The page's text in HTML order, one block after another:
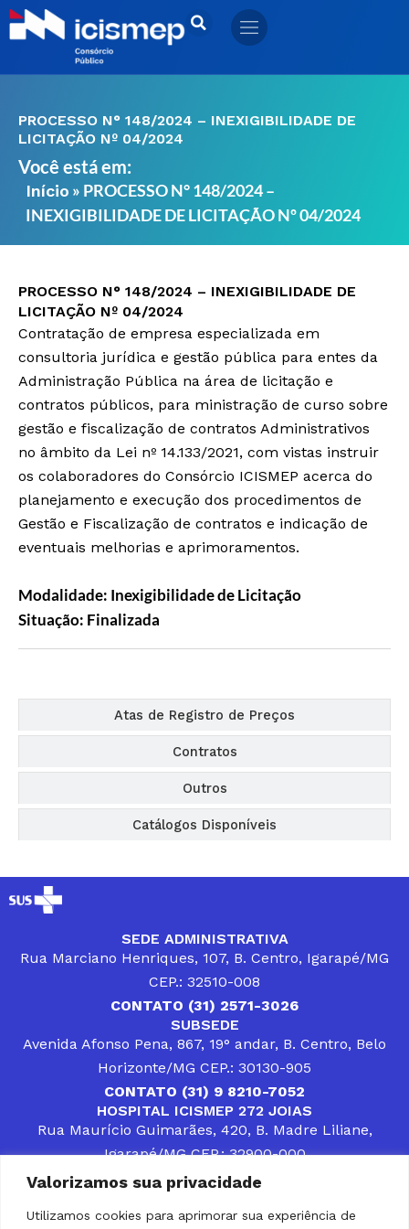
Valorizamos sua privacidade
Utilizamos cookies para aprimorar sua experiência de
Ir
para
PROCESSO N° 148/2024 – INEXIGIBILIDADE DE
LICITAÇÃO Nº 04/2024
Você está em:
Início » PROCESSO N° 148/2024 –
INEXIGIBILIDADE DE LICITAÇÃO Nº 04/2024
PROCESSO N° 148/2024 – INEXIGIBILIDADE DE
LICITAÇÃO Nº 04/2024
Contratação de empresa especializada em
consultoria jurídica e gestão pública para entes da
Administração Pública na área de licitação e
contratos públicos, para ministração de curso sobre
gestão e fiscalização de contratos Administrativos
no âmbito da Lei nº 14.133/2021, com vistas instruir
os colaboradores do Consórcio ICISMEP acerca do
planejamento e execução dos procedimentos de
Gestão e Fiscalização de contratos e indicação de
eventuais melhorias e aprimoramentos.
Modalidade: Inexigibilidade de Licitação
Situação: Finalizada
Atas de Registro de Preços
Contratos
Outros
Catálogos Disponíveis
SEDE ADMINISTRATIVA
Rua Marciano Henriques, 107, B. Centro, Igarapé/MG
CEP.: 32510-008
CONTATO (31) 2571-3026
SUBSEDE
Avenida Afonso Pena, 867, 19° andar, B. Centro, Belo
Horizonte/MG CEP.: 30130-905
CONTATO (31) 9 8210-7052
HOSPITAL ICISMEP 272 JOIAS
Rua Maurício Guimarães, 420, B. Madre Liliane,
Igarapé/MG CEP.: 32900-000
CONTATOS (31) 3512-4400 ou (31) 9 8309-8660
DESENVOLVER SOLUÇÕES, AÇÕES E SERVIÇOS
PÚBLICOS QUE COMPLEMENTEM A ASSISTÊNCIA À